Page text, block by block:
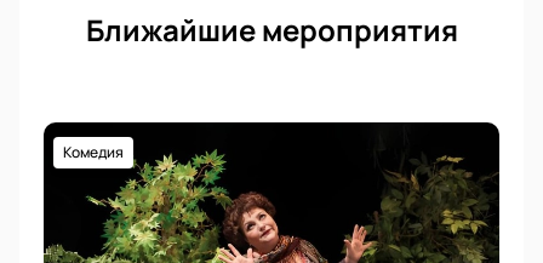
Ближайшие мероприятия
Комедия